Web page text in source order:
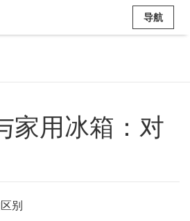
导航
家用冰箱：对
别